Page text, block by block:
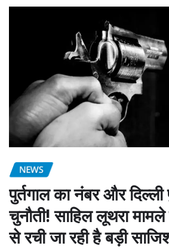
NEWS
पुर्तगाल का नंबर और
चुनौती! साहिल लूथरा
से रची जा रही है बड़ी